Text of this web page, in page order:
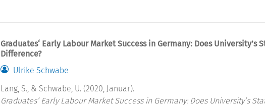
Graduates‘ Early Labour Market Success in Germany: Does University’s
Difference?
Ulrike Schwabe
Lang, S., & Schwabe, U. (2020, Januar).
Graduates‘ Early Labour Market Success in Germany: Does University’s